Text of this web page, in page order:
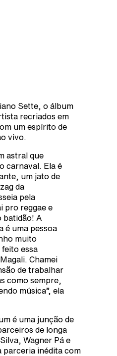
Sette, o álbum
recriados em
um espírito de
vivo.
astral que
carnaval. Ela é
um jato de
da
pela
pro reggae e
batidão! A
é uma pessoa
muito
essa
Chamei
de trabalhar
como sempre,
música”, ela
é uma junção de
de longa
Wagner Pá e
parceria inédita com